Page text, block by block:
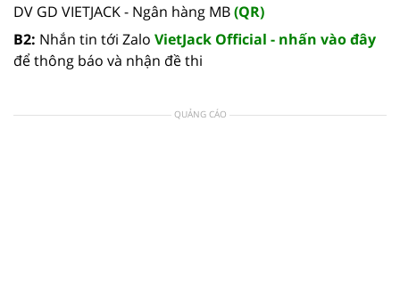
DV GD VIETJACK - Ngân hàng MB(QR)
B2: Nhắn tin tới Zalo VietJack Official - nhấn vào đây
để thông báo và nhận đề thi
QUẢNG CÁO